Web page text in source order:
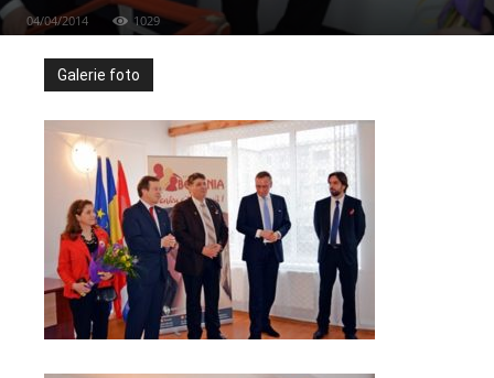
04/04/2014 1029
Galerie foto